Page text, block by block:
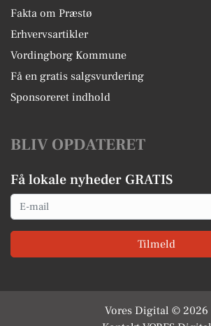
Fakta om Præstø
Erhvervsartikler
Vordingborg Kommune
Få en gratis salgsvurdering
Sponsoreret indhold
BLIV OPDATERET
Få lokale nyheder GRATIS
Email
Tilmeld
Vores Digital © 2026